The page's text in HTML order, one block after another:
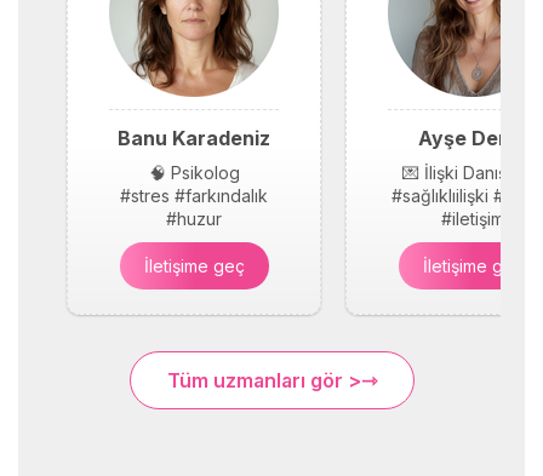
Banu Karadeniz
🧠 Psikolog
#stres #farkındalık
#huzur
İletişime geç
Ayşe Demir
💌 İlişki Danışmanı
#sağlıklıilişki
#iletişim
İletişime geç
Tüm uzmanları gör >